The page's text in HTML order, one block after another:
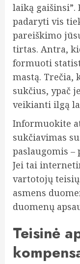
laiką gaišinsi”.
padaryti vis
pareiškimo
tirtas. Antra,
formuoti
mastą. Trečia,
sukčius, ypač
veikianti ilgą
Informuokite
sukčiavimas
paslaugomis –
Jei tai
vartotojų teisių
asmens
duomenų
Teisinė